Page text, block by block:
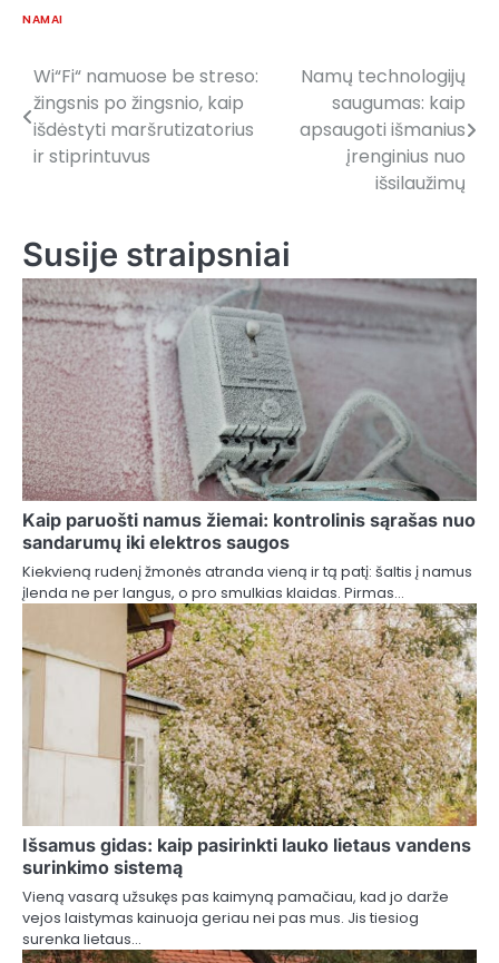
NAMAI
Post
navigation
Wi“Fi“ namuose be streso:
žingsnis po žingsnio, kaip
išdėstyti maršrutizatorius
ir stiprintuvus
Namų technologijų
saugumas: kaip
apsaugoti išmanius
įrenginius nuo
išsilaužimų
Susije straipsniai
Kaip paruošti namus žiemai: kontrolinis sąrašas nuo
sandarumų iki elektros saugos
Kiekvieną rudenį žmonės atranda vieną ir tą patį: šaltis į namus
įlenda ne per langus, o pro smulkias klaidas. Pirmas…
Išsamus gidas: kaip pasirinkti lauko lietaus vandens
surinkimo sistemą
Vieną vasarą užsukęs pas kaimyną pamačiau, kad jo darže
vejos laistymas kainuoja geriau nei pas mus. Jis tiesiog
surenka lietaus…